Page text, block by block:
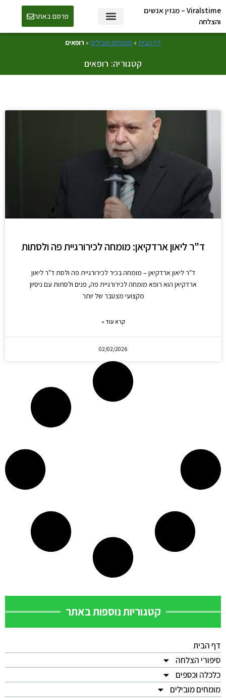
Viralstime – מגזין אנשים
והצלחה
פרסם באתר
דף הבית» מומחים מובילים» רופאים
קטגוריה: רופאים
ד"ר ליאון ארדקיאן: מומחה לכירורגיית פה ולסתות
ד"ר ליאון ארדקיאן – מומחה בכיר לכירורגיית פה ולסת ד"ר ליאון
ארדקיאן הוא רופא מומחה לכירורגיית פה, פנים ולסתות עם ניסיון
מקצועי מצטבר של יותר
קרא עוד »
02/02/2026
קטגוריות נוספות באתר
דף הבית
סיפורי הצלחה
כלכלה וכספים
מומחים מובילים